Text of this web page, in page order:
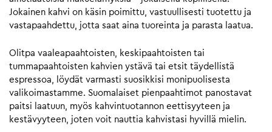
Jokainen kahvi on käsin poimittu, vastuullisesti tuotettu ja
vastapaahdettu, jotta saat aina tuoreinta ja parasta laatua.
Olitpa vaaleapaahtoisten, keskipaahtoisten tai
tummapaahtoisten kahvien ystävä tai etsit täydellistä
espressoa, löydät varmasti suosikkisi monipuolisesta
valikoimastamme. Suomalaiset pienpaahtimot panostavat
paitsi laatuun, myös kahvintuotannon eettisyyteen ja
kestävyyteen, joten voit nauttia kahvistasi hyvillä mielin.